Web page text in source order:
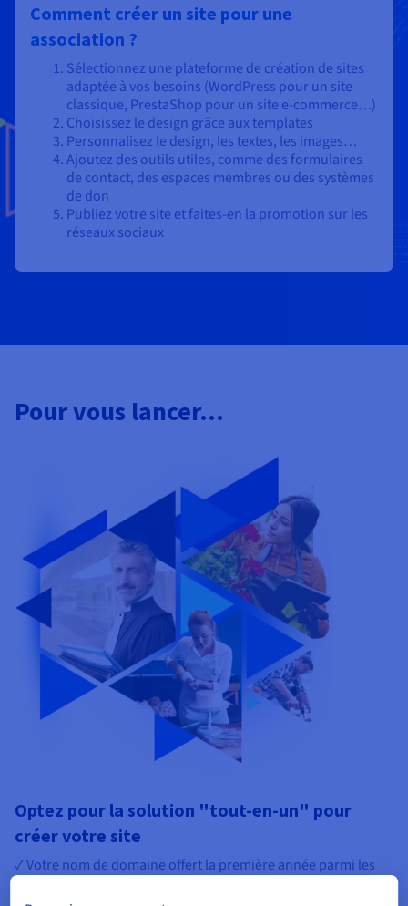
Comment créer un site pour une
association ?
Sélectionnez une plateforme de création de sites
adaptée à vos besoins (WordPress pour un site
classique, PrestaShop pour un site e-commerce…)
Choisissez le design grâce aux templates
Personnalisez le design, les textes, les images…
Ajoutez des outils utiles, comme des formulaires
de contact, des espaces membres ou des systèmes
de don
Publiez votre site et faites-en la promotion sur les
réseaux sociaux
Pour vous lancer...
Optez pour la solution "tout-en-un" pour
créer votre site
✓ Votre nom de domaine offert la première année parmi les
.blog)